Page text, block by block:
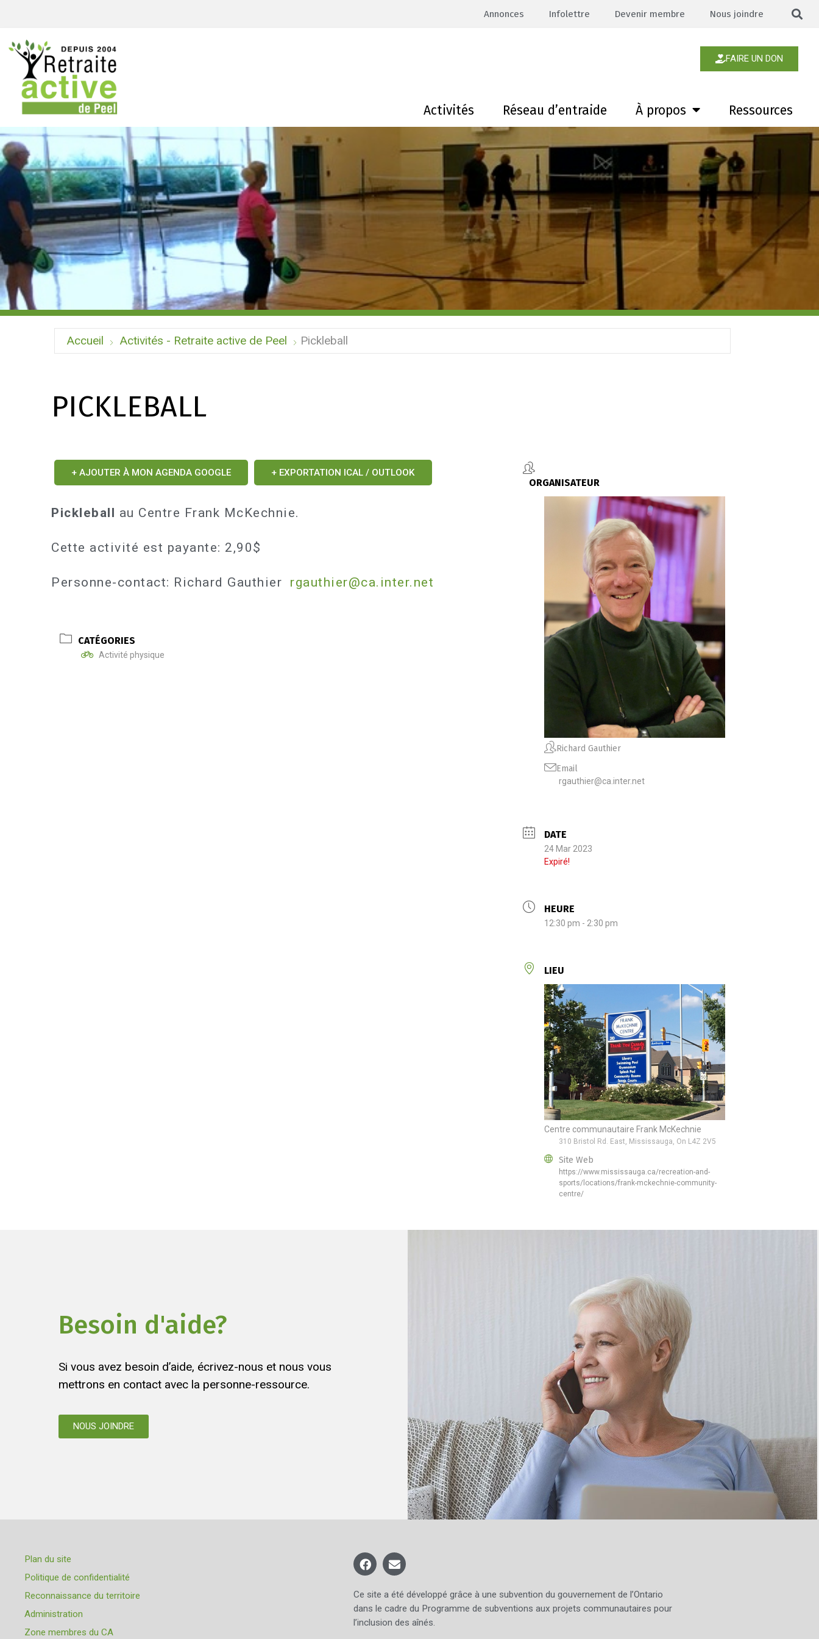
Annonces Infolettre Devenir membre Nous joindre
FAIRE UN DON
Activités Réseau d’entraide À propos Ressources
Accueil Activités - Retraite active de Peel Pickleball
PICKLEBALL
+ AJOUTER À MON AGENDA GOOGLE + EXPORTATION ICAL / OUTLOOK
Pickleball au Centre Frank McKechnie.
Cette activité est payante: 2,90$
Personne-contact: Richard Gauthier rgauthier@ca.inter.net
CATÉGORIES
Activité physique
ORGANISATEUR
Richard Gauthier
Email
rgauthier@ca.inter.net
DATE
24 Mar 2023
Expiré!
HEURE
12:30 pm - 2:30 pm
LIEU
Centre communautaire Frank McKechnie
310 Bristol Rd. East, Mississauga, On L4Z 2V5
Site Web
https://www.mississauga.ca/recreation-and-
sports/locations/frank-mckechnie-community-
centre/
Besoin d'aide?
Si vous avez besoin d’aide, écrivez-nous et nous vous
mettrons en contact avec la personne-ressource.
NOUS JOINDRE
Plan du site
Politique de confidentialité
Reconnaissance du territoire
Administration
Zone membres du CA
Ce site a été développé grâce à une subvention du gouvernement de l’Ontario
dans le cadre du Programme de subventions aux projets communautaires pour
l’inclusion des aînés.